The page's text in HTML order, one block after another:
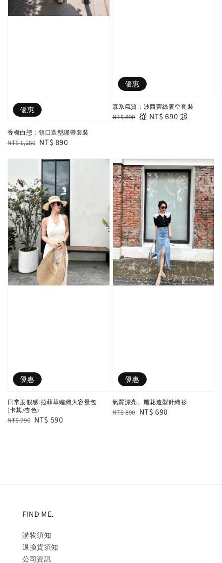
優惠
香榭白戀：領口造型綁帶套裝
Regular
NT$ 1,280 Sale
NT$ 890
優惠
森系氣質：波西蕾絲簍空套裝
Regular
NT$ 890 Sale
從 NT$ 690 起
優惠
日常度假感:拉菲草編織大容量包
(卡其/杏色)
Regular
NT$ 790 Sale
NT$ 590
優惠
氣質漂亮。雕花造型針織衫
Regular
NT$ 890 Sale
NT$ 690
FIND ME.
購物須知
退換貨須知
公司資訊